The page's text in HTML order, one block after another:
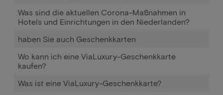
Was sind die aktuellen Corona-Maßnahmen in
Hotels und Einrichtungen in den Niederlanden?
haben Sie auch Geschenkkarten
Wo kann ich eine ViaLuxury-Geschenkkarte
kaufen?
Was ist eine ViaLuxury-Geschenkkarte?